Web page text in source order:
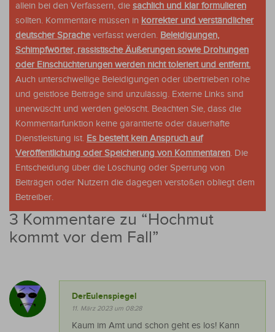
allein bei den Verfassern, die sachlich und klar formulieren
sollten. Kommentare müssen in korrekter und verständlicher
deutscher Spracheverfasst werden. Beleidigungen,
Schimpfwörter, rassistische Äußerungen sowie Drohungen
oder Einschüchterungen werden nicht toleriert und entfernt.
Auch unterschwellige Beleidigungen oder übertrieben rohe
und geistlose Beiträge sind unzulässig. Externe Links sind
unerwüscht und werden gelöscht. Beachten Sie, dass die
Kommentarfunktion keine garantierte oder dauerhafte
Dienstleistung ist. Es besteht kein Anspruch auf
Veröffentlichung oder Speicherung von Kommentaren. Die
Entscheidung über die Löschung oder Sperrung von
Beiträgen oder Nutzern die dagegen verstoßen obliegt dem
Betreiber.
3 Kommentare zu “Hochmut
kommt vor dem Fall”
DerEulenspiegel
11. März 2023 um 08:28
Kaum im Amt und schon geht es los! Kann